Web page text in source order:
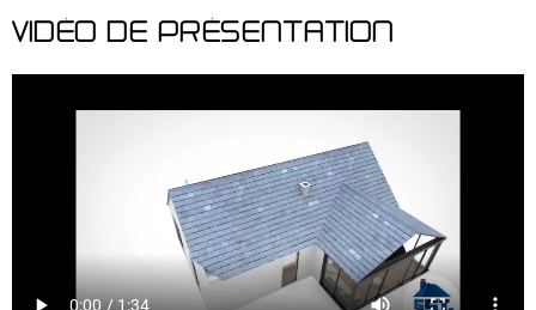
VIDÉO DE PRÉSENTATION